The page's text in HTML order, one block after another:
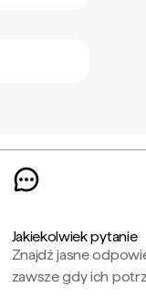
Jakiekolwiek pytanie
Znajdź jasne
zawsze gdy ich